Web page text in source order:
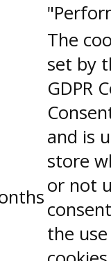
The
set by
GDPR
and is
store
or not
the